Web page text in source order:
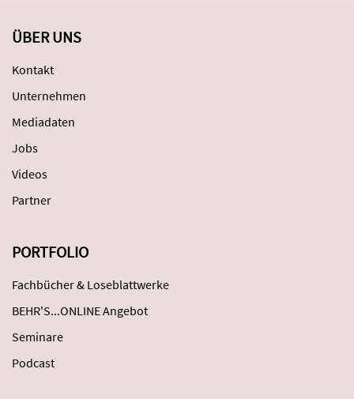
ÜBER UNS
Kontakt
Unternehmen
Mediadaten
Jobs
Videos
Partner
PORTFOLIO
Fachbücher & Loseblattwerke
BEHR'S...ONLINE Angebot
Seminare
Podcast